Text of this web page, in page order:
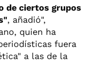
de ciertos grupos
, añadió",
quien ha
fuera
a las de la